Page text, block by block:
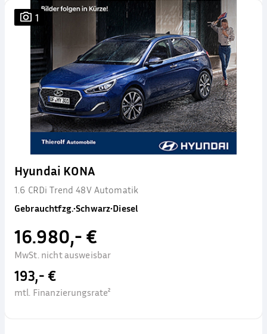
1
Hyundai KONA
1.6 CRDi Trend 48V Automatik
Gebrauchtfzg.•Schwarz•Diesel
16.980,- €
MwSt. nicht ausweisbar
193,- €
mtl. Finanzierungsrate²